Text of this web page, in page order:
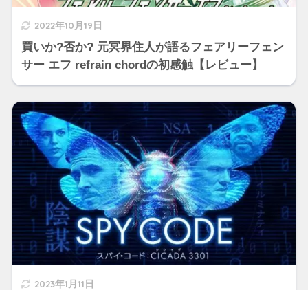
2022年10月19日
買いか?否か? 元冥界住人が語るフェアリーフェン
サー エフ refrain chordの初感触【レビュー】
2023年1月11日